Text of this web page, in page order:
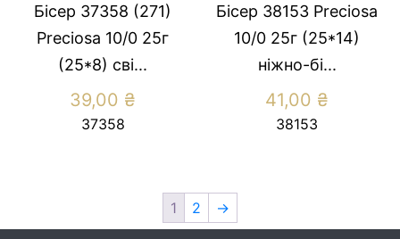
Бісер 37358 (271)
Preсiosa 10/0 25г
(25*8) сві...
39,00 ₴
37358
Бісер 38153 Preсiosa
10/0 25г (25*14)
нiжно-бi...
41,00 ₴
38153
1 2 →